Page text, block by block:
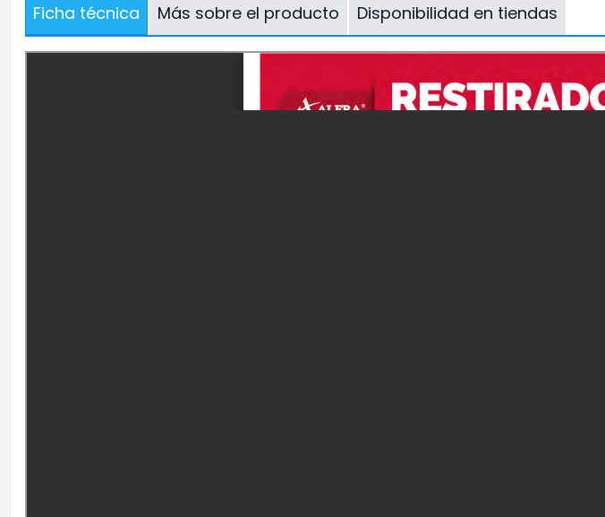
Ficha técnica Más sobre el producto Disponibilidad en tiendas